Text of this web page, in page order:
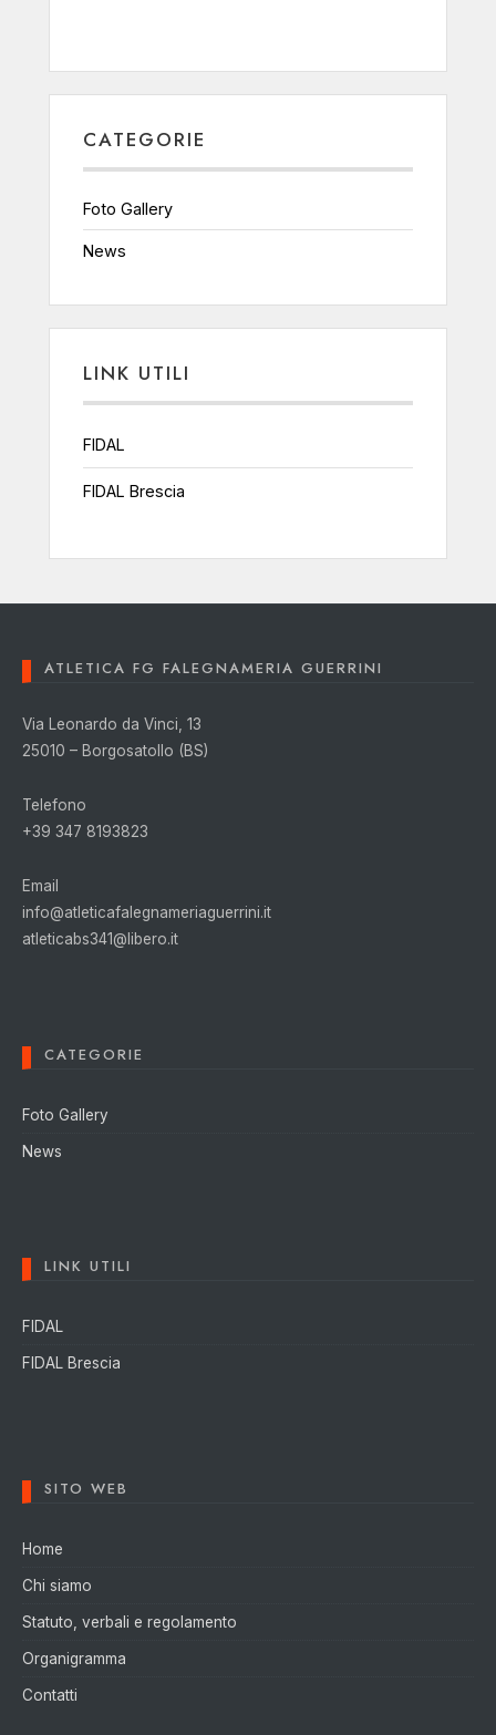
CATEGORIE
Foto Gallery
News
LINK UTILI
FIDAL
FIDAL Brescia
ATLETICA FG FALEGNAMERIA GUERRINI
Via Leonardo da Vinci, 13
25010 – Borgosatollo (BS)
Telefono
+39 347 8193823
Email
info@atleticafalegnameriaguerrini.it
atleticabs341@libero.it
CATEGORIE
Foto Gallery
News
LINK UTILI
FIDAL
FIDAL Brescia
SITO WEB
Home
Chi siamo
Statuto, verbali e regolamento
Organigramma
Contatti